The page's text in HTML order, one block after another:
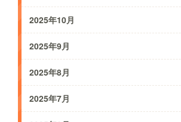
2025年10月
2025年9月
2025年8月
2025年7月